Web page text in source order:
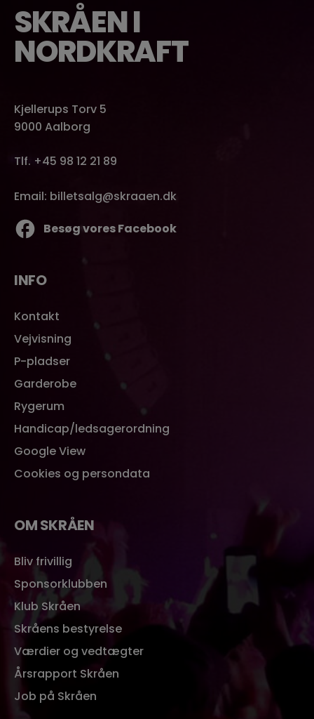
SKRÅEN I
NORDKRAFT
Kjellerups Torv 5
9000 Aalborg
Tlf. +45 98 12 21 89
Email: billetsalg@skraaen.dk
Besøg vores Facebook
INFO
Kontakt
Vejvisning
P-pladser
Garderobe
Rygerum
Handicap/ledsagerordning
Google View
Cookies og persondata
OM SKRÅEN
Bliv frivillig
Sponsorklubben
Klub Skråen
Skråens bestyrelse
Værdier og vedtægter
Årsrapport Skråen
Job på Skråen